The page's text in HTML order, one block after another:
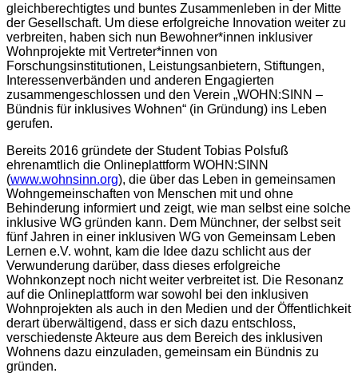
gleichberechtigtes und buntes Zusammenleben in der Mitte
der Gesellschaft. Um diese erfolgreiche Innovation weiter zu
verbreiten, haben sich nun Bewohner*innen inklusiver
Wohnprojekte mit Vertreter*innen von
Forschungsinstitutionen, Leistungsanbietern, Stiftungen,
Interessenverbänden und anderen Engagierten
zusammengeschlossen und den Verein „WOHN:SINN –
Bündnis für inklusives Wohnen“ (in Gründung) ins Leben
gerufen.
Bereits 2016 gründete der Student Tobias Polsfuß
ehrenamtlich die Onlineplattform WOHN:SINN
(www.wohnsinn.org), die über das Leben in gemeinsamen
Wohngemeinschaften von Menschen mit und ohne
Behinderung informiert und zeigt, wie man selbst eine solche
inklusive WG gründen kann. Dem Münchner, der selbst seit
fünf Jahren in einer inklusiven WG von Gemeinsam Leben
Lernen e.V. wohnt, kam die Idee dazu schlicht aus der
Verwunderung darüber, dass dieses erfolgreiche
Wohnkonzept noch nicht weiter verbreitet ist. Die Resonanz
auf die Onlineplattform war sowohl bei den inklusiven
Wohnprojekten als auch in den Medien und der Öffentlichkeit
derart überwältigend, dass er sich dazu entschloss,
verschiedenste Akteure aus dem Bereich des inklusiven
Wohnens dazu einzuladen, gemeinsam ein Bündnis zu
gründen.